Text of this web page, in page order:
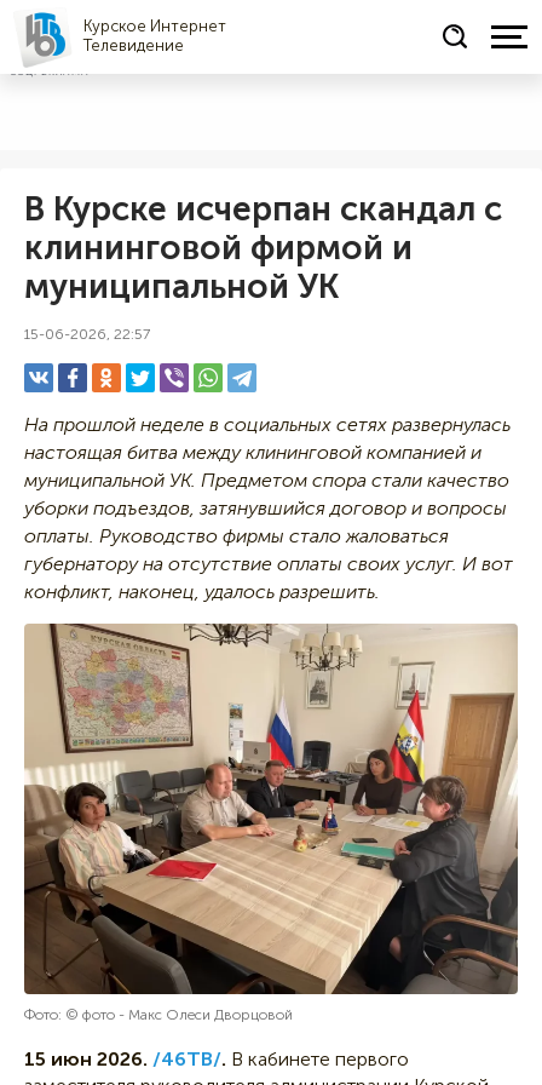
Курское Интернет
Телевидение
СОЦРЕКЛАМА
В Курске исчерпан скандал с
клининговой фирмой и
муниципальной УК
15-06-2026, 22:57
На прошлой неделе в социальных сетях развернулась
настоящая битва между клининговой компанией и
муниципальной УК. Предметом спора стали качество
уборки подъездов, затянувшийся договор и вопросы
оплаты. Руководство фирмы стало жаловаться
губернатору на отсутствие оплаты своих услуг. И вот
конфликт, наконец, удалось разрешить.
Фото: © фото - Макс Олеси Дворцовой
15 июн 2026. /46ТВ/. В кабинете первого